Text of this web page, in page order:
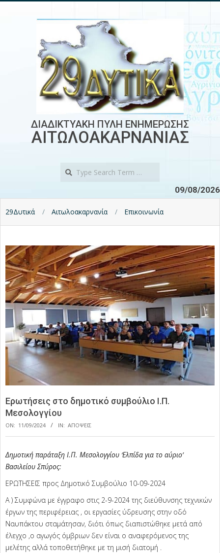
ΔΙΑΔΙΚΤΥΑΚΗ ΠΥΛΗ ΕΝΗΜΕΡΩΣΗΣ
ΑΙΤΩΛΟΑΚΑΡΝΑΝΙΑΣ
09/08/2026
29Δυτικά Αιτωλοακαρνανία Επικοινωνία
Ερωτήσεις στο δημοτικό συμβούλιο Ι.Π.
Μεσολογγίου
ON: 11/09/2024 IN: ΑΠΟΨΕΙΣ
Δημοτική παράταξη Ι.Π. Μεσολογγίου ‘Ελπίδα για το αύριο’
Βασιλείου Σπύρος:
ΕΡΩΤΗΣΕΙΣ προς Δημοτικό Συμβούλιο 10-09-2024
Α ) Συμφώνα με έγγραφο στις 2-9-2024 της διεύθυνσης τεχνικών
έργων της περιφέρειας , οι εργασίες ύδρευσης στην οδό
Ναυπάκτου σταμάτησαν, διότι όπως διαπιστώθηκε μετά από
έλεγχο ,ο αγωγός όμβριων δεν είναι ο αναφερόμενος της
μελέτης αλλά τοποθετήθηκε με τη μισή διατομή .